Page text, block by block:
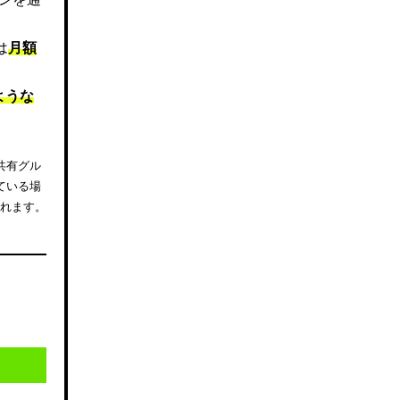
月額
うな
有グル
いる場
ます。